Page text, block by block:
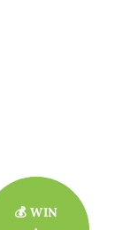
💰 WIN
💰 WIN